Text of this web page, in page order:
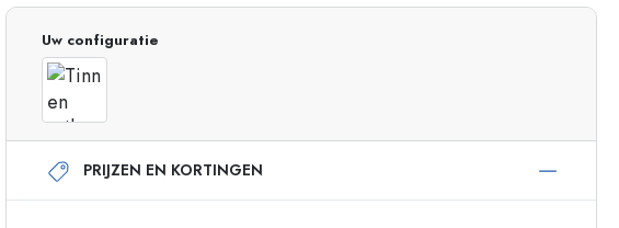
Airless Dispenser
Rollerflesjes
Potten e Potjes
Uw configuratie
PRIJZEN EN KORTINGEN